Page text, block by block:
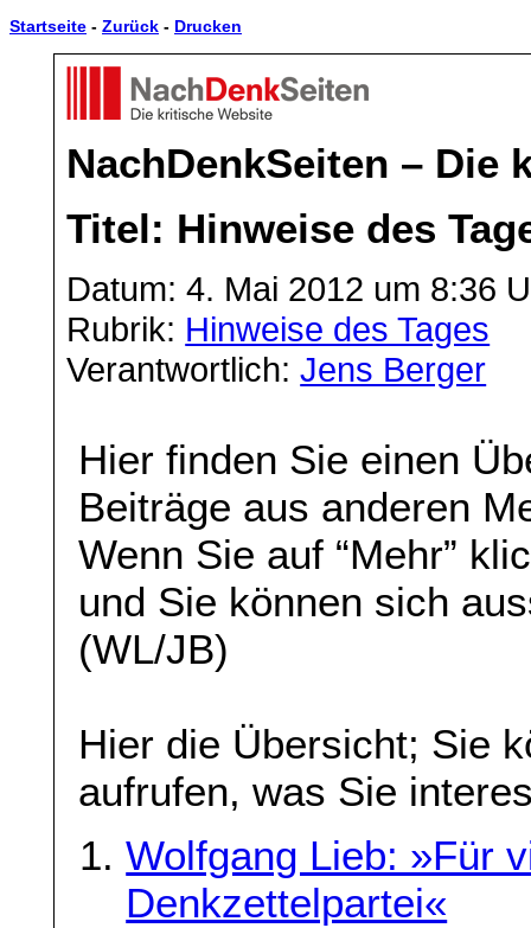
Startseite - Zurück - Drucken
NachDenkSeiten – Die
Titel: Hinweise des
Datum: 4. Mai 2012 um 8:36
Rubrik: Hinweise des Tages
Verantwortlich:Jens Berger
Hier finden Sie einen
Beiträge aus anderen
Wenn Sie auf “Mehr”
und Sie können sich
(WL/JB)
Hier die Übersicht; Sie
aufrufen, was Sie
Wolfgang Lieb: »Für
Denkzettelpartei«